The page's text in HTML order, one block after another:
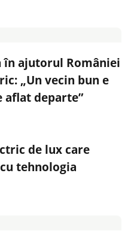
în ajutorul României
„Un vecin bun e
aflat departe”
de lux care
tehnologia